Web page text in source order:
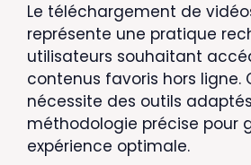
Le téléchargement de
représente une pratique
utilisateurs souhaitant
contenus favoris hors ligne.
nécessite des outils
méthodologie précise pour
expérience optimale.